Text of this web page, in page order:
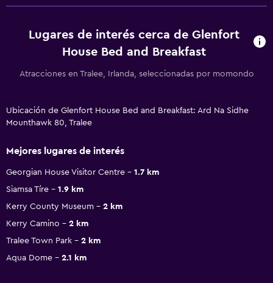
Lugares de interés cerca de Glenfort
House Bed and Breakfast
Atracciones en Tralee, Irlanda, seleccionadas por momondo
Ubicación de Glenfort House Bed and Breakfast: Ard Na Sidhe
Mounthawk 80, Tralee
Mejores lugares de interés
Georgian House Visitor Centre
1.7 km
Siamsa Tíre
1.9 km
Kerry County Museum
2 km
Kerry Camino
2 km
Tralee Town Park
2 km
Aqua Dome
2.1 km